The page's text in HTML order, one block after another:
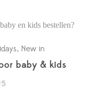
, New in
baby & kids